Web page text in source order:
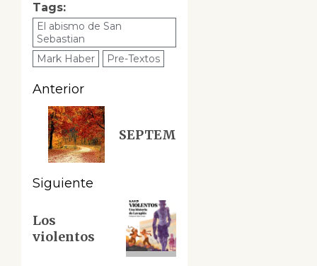
Tags:
El abismo de San
Sebastian
Mark Haber
Pre-Textos
Navegación
de
entradas
Anterior
Entrada
anterior:
SEPTEM
Siguiente
entrada:
Los
violentos